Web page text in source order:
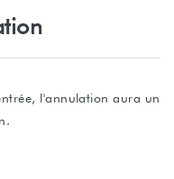
l'annulation aura un